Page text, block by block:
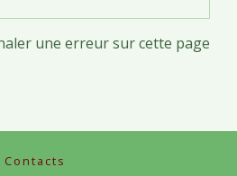
une erreur sur cette page
Contacts